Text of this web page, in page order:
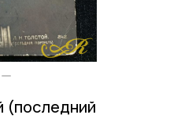
(последний